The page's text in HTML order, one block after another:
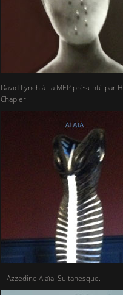
David Lynch à La MEP présenté par
Chapier.
Azzedine Alaïa: Sultanesque.